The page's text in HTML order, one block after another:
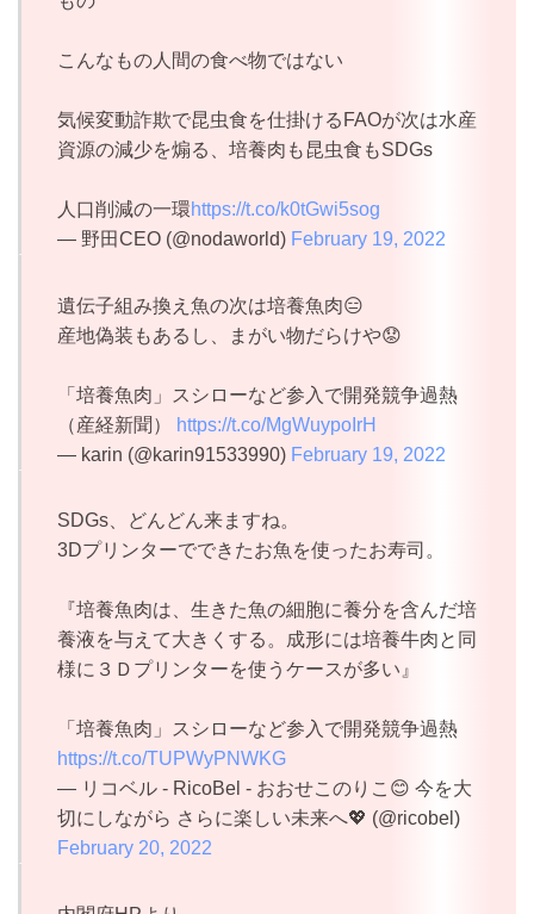
こんなもの人間の食べ物ではない
気候変動詐欺で昆虫食を仕掛けるFAOが次は水産
資源の減少を煽る、培養肉も昆虫食もSDGs
人口削減の一環https://t.co/k0tGwi5sog
— 野田CEO (@nodaworld) February 19, 2022
遺伝子組み換え魚の次は培養魚肉😑
産地偽装もあるし、まがい物だらけや😟
「培養魚肉」スシローなど参入で開発競争過熱
（産経新聞）
https://t.co/MgWuypoIrH
— karin (@karin91533990) February 19, 2022
SDGs、どんどん来ますね。
3Dプリンターでできたお魚を使ったお寿司。
『培養魚肉は、生きた魚の細胞に養分を含んだ培
養液を与えて大きくする。成形には培養牛肉と同
様に３Ｄプリンターを使うケースが多い』
「培養魚肉」スシローなど参入で開発競争過熱
https://t.co/TUPWyPNWKG
— リコベル - RicoBel - おおせこのりこ😊 今を大
切にしながら さらに楽しい未来へ💖 (@ricobel)
February 20, 2022